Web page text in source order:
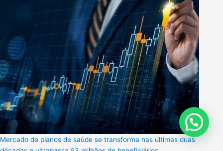
Mercado de planos de saúde se transforma nas últimas duas